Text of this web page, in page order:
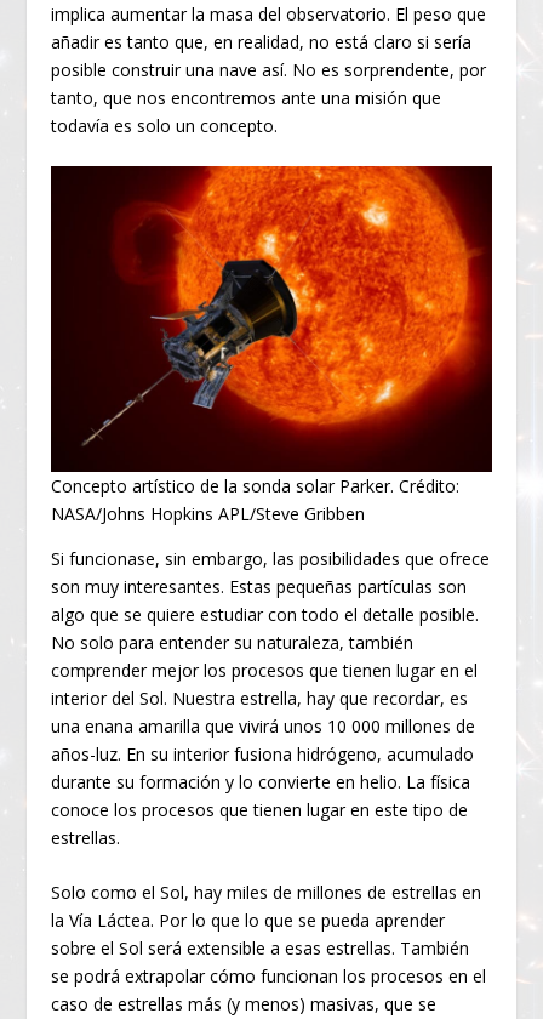
implica aumentar la masa del observatorio. El peso que
añadir es tanto que, en realidad, no está claro si sería
posible construir una nave así. No es sorprendente, por
tanto, que nos encontremos ante una misión que
todavía es solo un concepto.
Concepto artístico de la sonda solar Parker. Crédito:
NASA/Johns Hopkins APL/Steve Gribben
Si funcionase, sin embargo, las posibilidades que ofrece
son muy interesantes. Estas pequeñas partículas son
algo que se quiere estudiar con todo el detalle posible.
No solo para entender su naturaleza, también
comprender mejor los procesos que tienen lugar en el
interior del Sol. Nuestra estrella, hay que recordar, es
una enana amarilla que vivirá unos 10 000 millones de
años-luz. En su interior fusiona hidrógeno, acumulado
durante su formación y lo convierte en helio. La física
conoce los procesos que tienen lugar en este tipo de
estrellas.
Solo como el Sol, hay miles de millones de estrellas en
la Vía Láctea. Por lo que lo que se pueda aprender
sobre el Sol será extensible a esas estrellas. También
se podrá extrapolar cómo funcionan los procesos en el
caso de estrellas más (y menos) masivas, que se